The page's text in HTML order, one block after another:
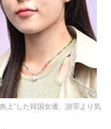
上”した韓国女優、謝罪より気